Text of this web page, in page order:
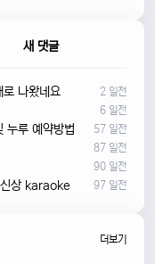
새 댓글
로 나왔네요 2 일전
6 일전
누루 예약방법 57 일전
87 일전
90 일전
신상 karaoke 97 일전
더보기